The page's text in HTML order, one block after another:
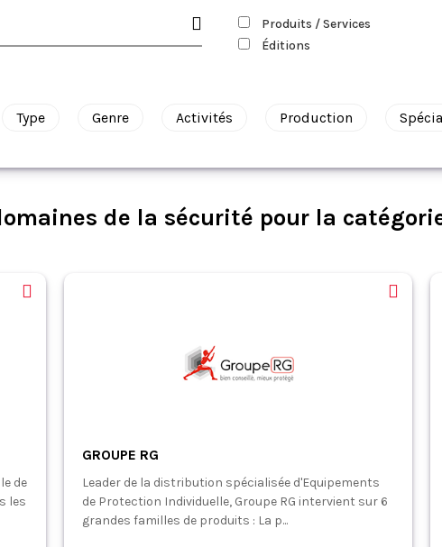
Produits / Services
Éditions
Type Genre Activités Production
de la sécurité pour la
de
les
GROUPE RG
Leader de la distribution spécialisée d'Equipements
de Protection Individuelle, Groupe RG intervient sur 6
grandes familles de produits : La p...